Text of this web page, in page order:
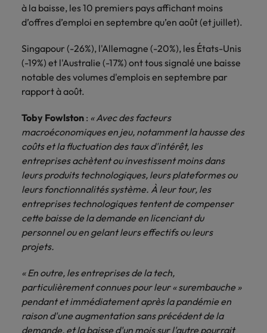
à la baisse, les 10 premiers pays affichant moins
d’offres d’emploi en septembre qu’en août (et juillet).
Singapour (-26%), l'Allemagne (-20%), les États-Unis
(-19%) et l'Australie (-17%) ont tous signalé une baisse
notable des volumes d'emplois en septembre par
rapport à août.
Toby Fowlston : « Avec des facteurs
macroéconomiques en jeu, notamment la hausse des
coûts et la fluctuation des taux d'intérêt, les
entreprises achètent ou investissent moins dans
leurs produits technologiques, leurs plateformes ou
leurs fonctionnalités système. À leur tour, les
entreprises technologiques tentent de compenser
cette baisse de la demande en licenciant du
personnel ou en gelant leurs effectifs ou leurs
projets.
« En outre, les entreprises de la tech,
particulièrement connues pour leur « surembauche »
pendant et immédiatement après la pandémie en
raison d'une augmentation sans précédent de la
demande, et la baisse d'un mois sur l'autre pourrait